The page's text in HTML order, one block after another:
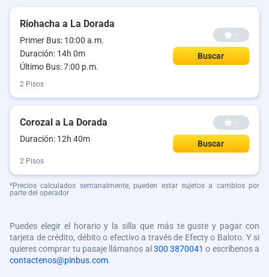
Riohacha a La Dorada
Primer Bus: 10:00 a.m.
Duración: 14h 0m
Último Bus: 7:00 p.m.
--
Buscar
2 Pisos
Corozal a La Dorada
Duración: 12h 40m
--
Buscar
2 Pisos
*Precios calculados semanalmente, pueden estar sujetos a cambios por
parte del operador
Puedes elegir el horario y la silla que más te guste y pagar con
tarjeta de crédito, débito o efectivo a través de Efecty o Baloto. Y si
quieres comprar tu pasaje llámanos al 300 3870041 o escríbenos a
contactenos@pinbus.com.